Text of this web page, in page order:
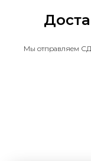
Мы отправляем